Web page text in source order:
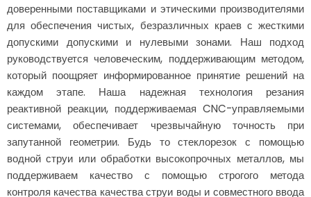
доверенными поставщиками и этическими производителями
для обеспечения чистых, безразличных краев с жесткими
допускими допускими и нулевыми зонами. Наш подход
руководствуется человеческим, поддерживающим методом,
который поощряет информированное принятие решений на
каждом этапе. Наша надежная технология резания
реактивной реакции, поддерживаемая CNC-управляемыми
системами, обеспечивает чрезвычайную точность при
запутанной геометрии. Будь то стеклорезок с помощью
водной струи или обработки высокопрочных металлов, мы
поддерживаем качество с помощью строгого метода
контроля качества качества струи воды и совместного ввода